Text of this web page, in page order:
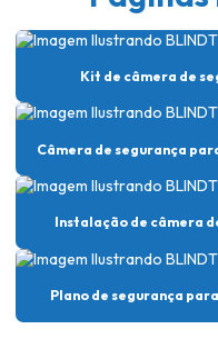
Controle de acesso facial para
Controle de acesso portaria
Controle de acesso remoto
Controle de acesso residencial
Controle de acesso de
Controle de acesso
Kit de câmera de
Câmera de segurança
Instalação de câmera
Plano de segurança